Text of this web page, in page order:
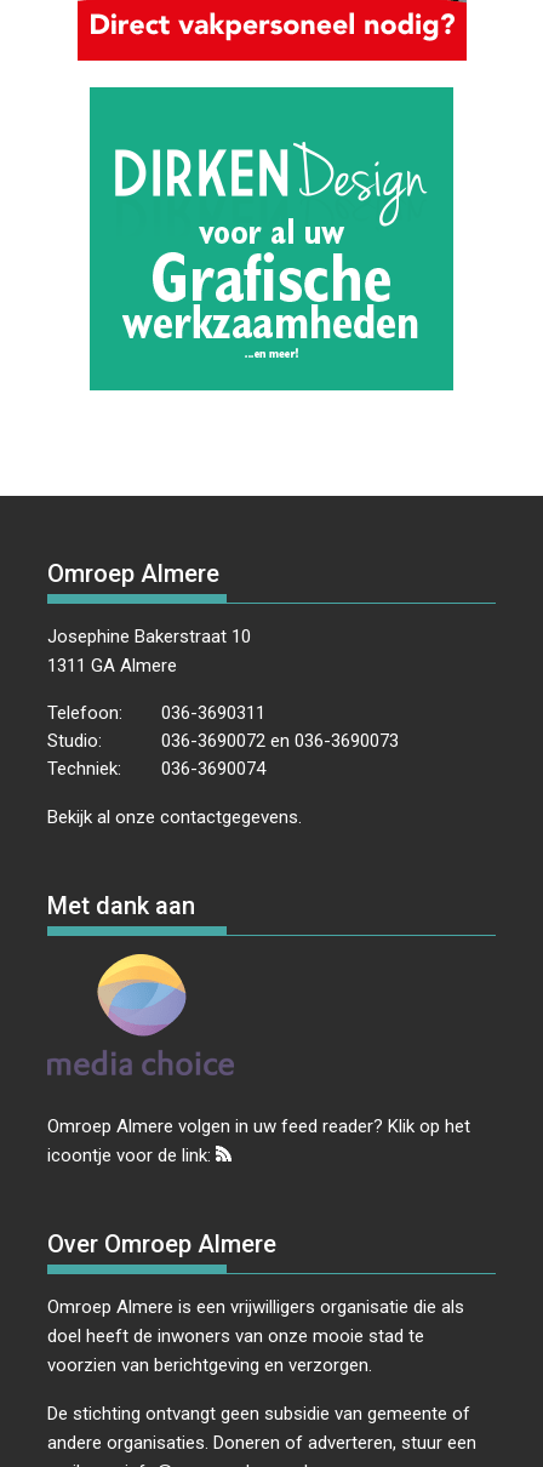
Omroep Almere
Josephine Bakerstraat 10
1311 GA Almere
Telefoon:
036-3690311
Studio:
036-3690072 en 036-3690073
Techniek:
036-3690074
Bekijk al onzecontactgegevens
Met dank aan
Omroep Almere volgen in uw feed reader? Klik op het
icoontje voor de link:
Over Omroep Almere
Omroep Almere is een vrijwilligers organisatie die als
doel heeft de inwoners van onze mooie stad te
voorzien van berichtgeving en verzorgen.
De stichting ontvangt geen subsidie van gemeente of
andere organisaties. Doneren of adverteren, stuur een